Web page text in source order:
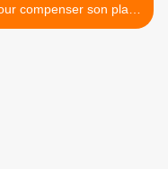
compenser son plan
social >